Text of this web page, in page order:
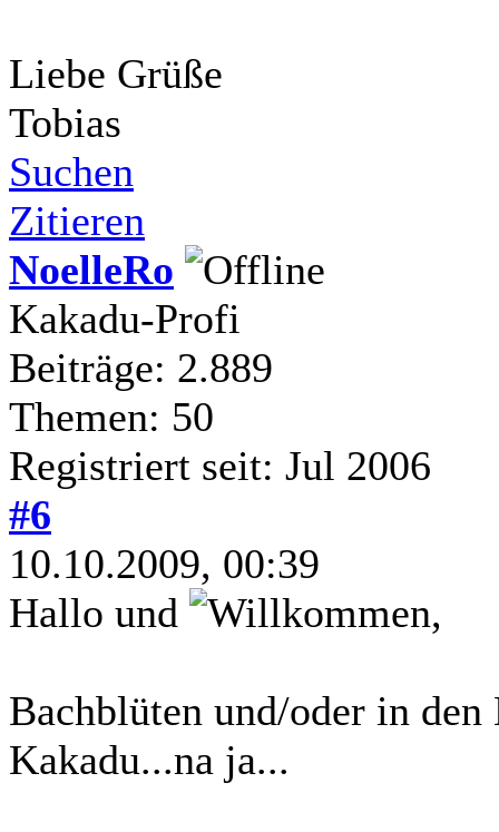
Liebe Grüße
Tobias
Suchen
Zitieren
NoelleRo
Kakadu-Profi
Beiträge: 2.889
Themen: 50
Registriert seit: Jul 2006
#6
10.10.2009, 00:39
Hallo und
,
Bachblüten und/oder in
Kakadu...na ja...